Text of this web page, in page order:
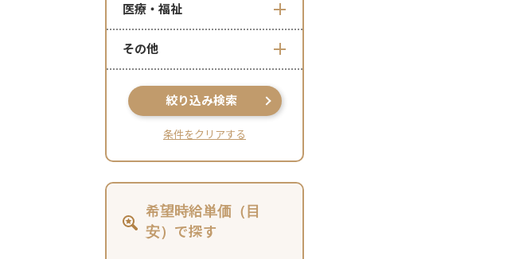
医療・福祉
その他
絞り込み検索
条件をクリアする
希望時給単価（目
安）で探す